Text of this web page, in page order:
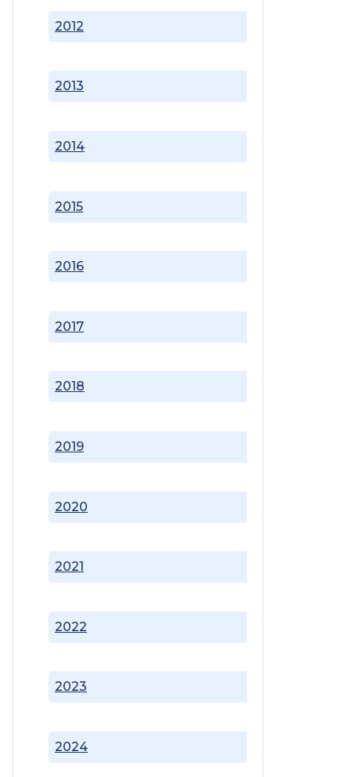
2012
2013
2014
2015
2016
2017
2018
2019
2020
2021
2022
2023
2024